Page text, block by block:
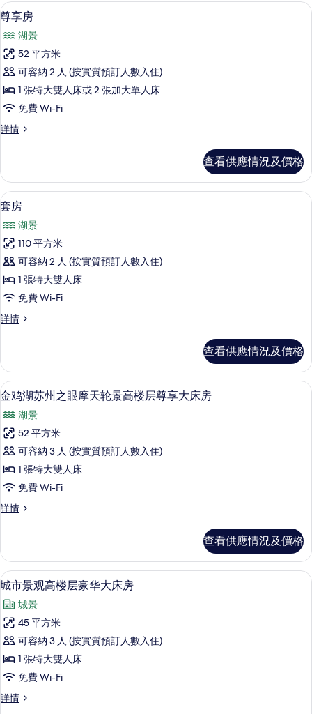
載
入
所
有
尊
享
房
的
片
7
尊享房
湖景
52 平方米
可容納 2 人 (按實質預訂人數入住)
1 張特大雙人床或 2 張加大單人床
免費 Wi-Fi
詳情
尊
情
查看供應情況及價格
載
入
所
有
套
房
的
相
5
套房
湖景
110 平方米
可容納 2 人 (按實質預訂人數入住)
1 張特大雙人床
免費 Wi-Fi
詳情
套
查看供應情況及價格
載
入
所
有
金
鸡
湖
苏
之
眼
摩
天
轮
景
高
楼
层
迷你吧、房內夾萬、遮光窗簾/窗簾、
7
金鸡湖苏州之眼摩天轮景高楼层尊享大床房
湖景
52 平方米
可容納 3 人 (按實質預訂人數入住)
1 張特大雙人床
免費 Wi-Fi
詳情
金
州
之
眼
天
轮
高
楼
层
尊
享
查看供應情況及價格
載
入
所
有
城
市
景
观
5
城市景观高楼层豪华大床房
城景
45 平方米
可容納 3 人 (按實質預訂人數入住)
1 張特大雙人床
免費 Wi-Fi
詳情
城